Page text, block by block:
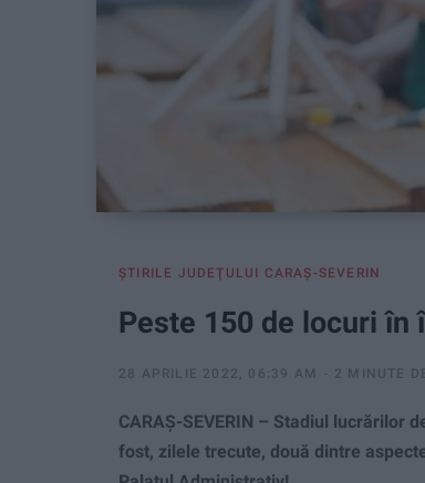
ŞTIRILE JUDEŢULUI CARAŞ-SEVERIN
Peste 150 de locuri în
28 APRILIE 2022, 06:39 AM 2 MINUTE
CARAŞ-SEVERIN – Stadiul lucrărilor
fost, zilele trecute, două dintre